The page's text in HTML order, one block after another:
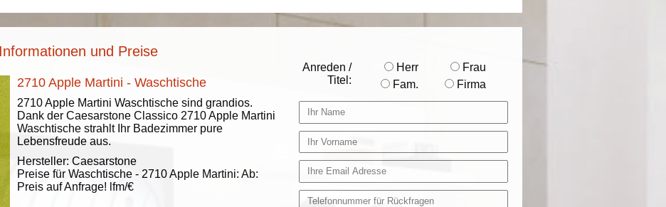
und Preise
2710 Apple Martini - Waschtische
2710 Apple Martini Waschtische sind grandios.
Dank der Caesarstone Classico 2710 Apple Martini
Waschtische strahlt Ihr Badezimmer pure
Lebensfreude aus.
Hersteller: Caesarstone
Preise für Waschtische - 2710 Apple Martini: Ab:
Preis auf Anfrage! lfm/€
Anreden /
Titel:
Herr
Frau
Fam.
Firma